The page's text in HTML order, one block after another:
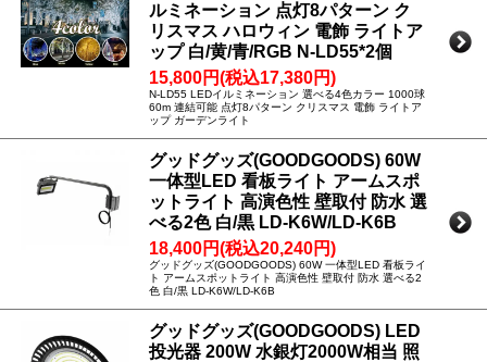
ルミネーション 点灯8パターン ク
リスマス ハロウィン 電飾 ライトア
ップ 白/黄/青/RGB N-LD55*2個
15,800円(税込17,380円)
N-LD55 LEDイルミネーション 選べる4色カラー 1000球
60m 連結可能 点灯8パターン クリスマス 電飾 ライトア
ップ ガーデンライト
グッドグッズ(GOODGOODS) 60W
一体型LED 看板ライト アームスポ
ットライト 高演色性 壁取付 防水 選
べる2色 白/黒 LD-K6W/LD-K6B
18,400円(税込20,240円)
グッドグッズ(GOODGOODS) 60W 一体型LED 看板ライ
ト アームスポットライト 高演色性 壁取付 防水 選べる2
色 白/黒 LD-K6W/LD-K6B
グッドグッズ(GOODGOODS) LED
投光器 200W 水銀灯2000W相当 照